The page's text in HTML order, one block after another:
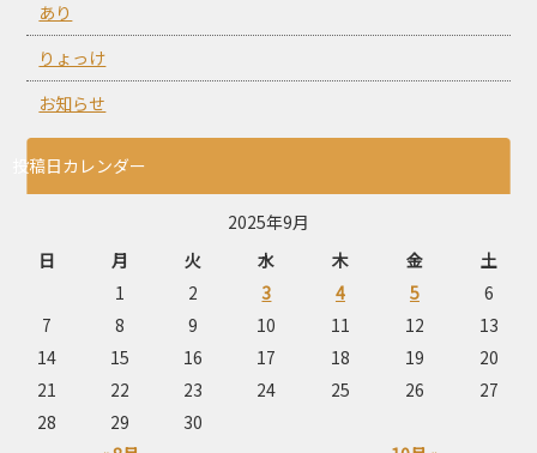
あり
りょっけ
お知らせ
投稿日カレンダー
2025年9月
日
月 火 水 木 金 土
1 2 3 4 5
6
7
8 9 10 11 12
13
14
15 16 17 18 19
20
21
22 23 24 25 26
27
28
29 30